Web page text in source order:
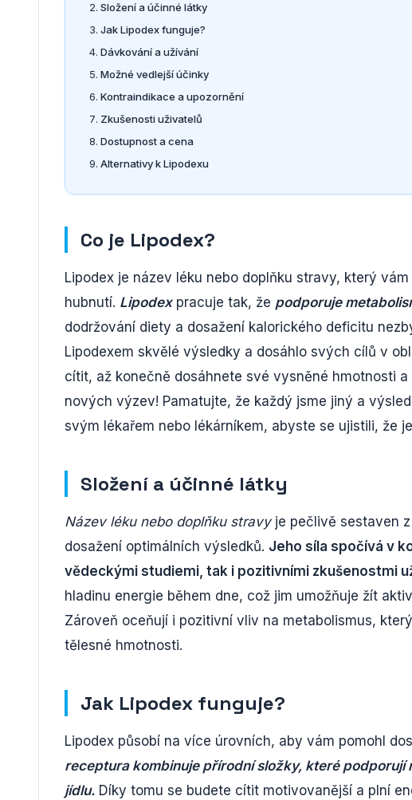
Složení a účinné látky
Jak Lipodex funguje?
Dávkování a užívání
Možné vedlejší účinky
Kontraindikace a upozornění
Zkušenosti uživatelů
Dostupnost a cena
Alternativy k Lipodexu
Co je Lipodex?
Lipodex je název léku nebo doplňku stravy, který
hubnutí. Lipodexpracuje tak, že podporuje
dodržování diety a dosažení kalorického deficitu
Lipodexem skvělé výsledky a dosáhlo svých cílů v
cítit, až konečně dosáhnete své vysněné hmotnosti
nových výzev! Pamatujte, že každý jsme jiný a
svým lékařem nebo lékárníkem, abyste se ujistili, že
Složení a účinné látky
Název léku nebo doplňku stravyje pečlivě sestaven
dosažení optimálních výsledků. Jeho síla spočívá v
vědeckými studiemi, tak i pozitivními zkušenostmi
hladinu energie během dne, což jim umožňuje žít
Zároveň oceňují i pozitivní vliv na metabolismus,
tělesné hmotnosti.
Jak Lipodex funguje?
Lipodex působí na více úrovních, aby vám pomohl
receptura kombinuje přírodní složky, které
jídlu. Díky tomu se budete cítit motivovanější a plní